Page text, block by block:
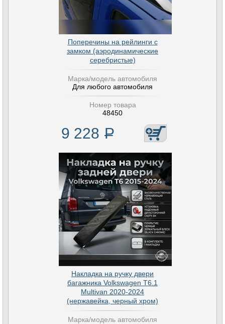
Поперечины на рейлинги с
замком (аэродинамические
серебристые)
Марка/модель автомобиля
Для любого автомобиля
Номер товара
48450
9 228 Р
Накладка на ручку двери
багажника Volkswagen T6.1
Multivan 2020-2024
(нержавейка, черный хром)
Марка/модель автомобиля